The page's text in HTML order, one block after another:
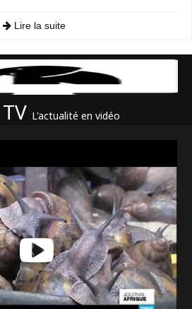
Lire la suite
L'actualité en vidéo